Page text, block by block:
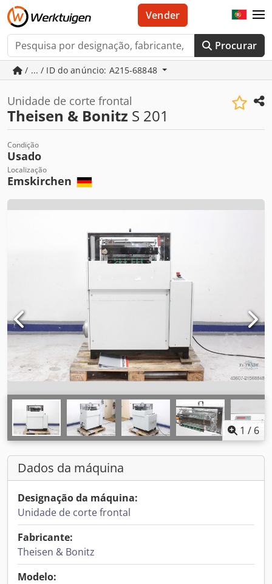
Procurar
Vender
/ ... / ID do anúncio: A215-68848
Unidade de corte frontal
Theisen & Bonitz S 201
Condição
Usado
Localização
Emskirchen
1 / 6
Dados da máquina
Designação da máquina:
Unidade de corte frontal
Fabricante:
Theisen & Bonitz
Modelo: